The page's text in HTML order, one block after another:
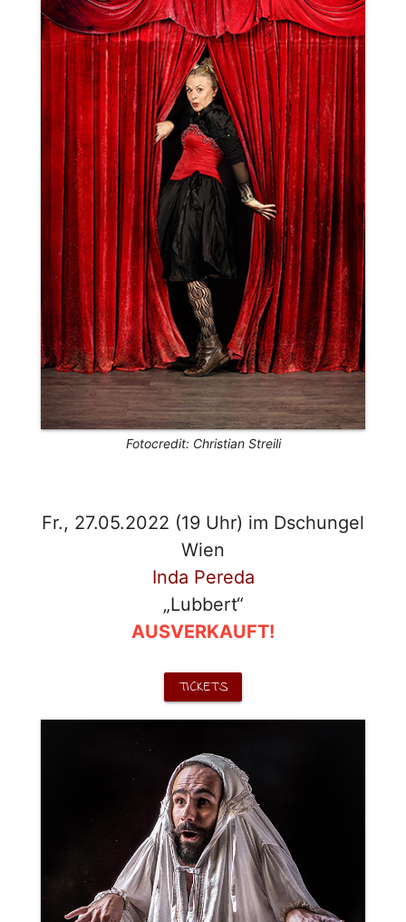
Fotocredit: Christian Streili
Fr., 27.05.2022 (19 Uhr) im Dschungel
Wien
Inda Pereda
„Lubbert“
AUSVERKAUFT!
TICKETS